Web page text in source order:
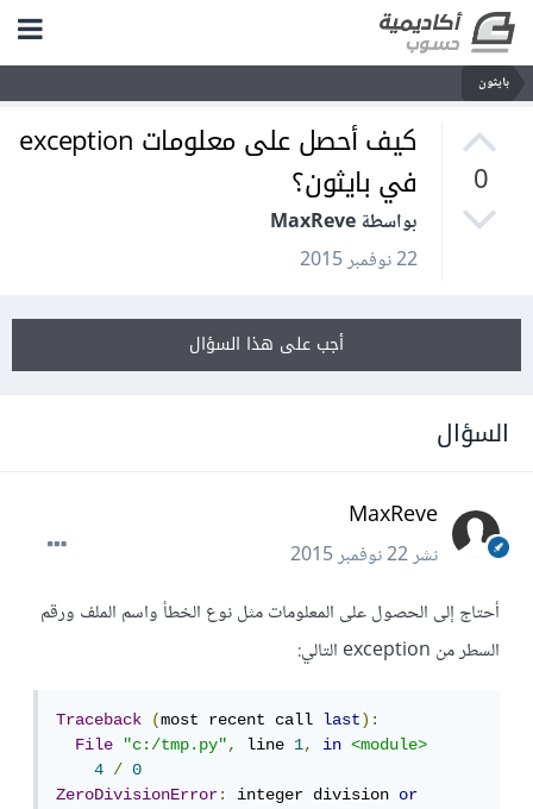
بايثون
0
كيف أحصل على معلومات exception
في بايثون؟
بواسطة MaxReve
22 نوفمبر 2015
أجب على هذا السؤال
السؤال
MaxReve
نشر22 نوفمبر 2015
أحتاج إلى الحصول على المعلومات مثل نوع الخطأ واسم الملف ورقم
السطر من exception التالي:
Traceback (most recent call last):
File
"c:/tmp.py", line 1, in
<module>
4
/
0
ZeroDivisionError: integer division or